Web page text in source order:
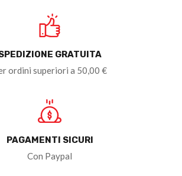
GRATUITA
ordini superiori a 50,00 €
PAGAMENTI SICURI
Con Paypal